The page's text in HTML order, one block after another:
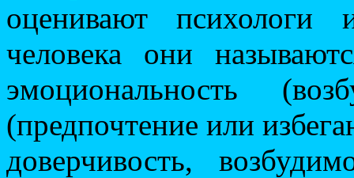
оценивают
человека они
эмоциональность
(предпочтение или
доверчивость,